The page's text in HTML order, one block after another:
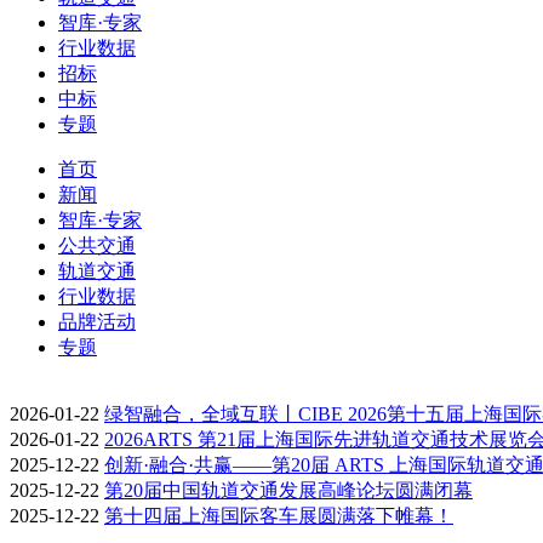
智库·专家
行业数据
招标
中标
专题
首页
新闻
智库·专家
公共交通
轨道交通
行业数据
品牌活动
专题
2026-01-22 绿智融合，全域互联丨CIBE 2026第十五届上海国
2026-01-22 2026ARTS 第21届上海国际先进轨道交通技术展览
2025-12-22 创新·融合·共赢——第20届 ARTS 上海国际轨道交
2025-12-22 第20届中国轨道交通发展高峰论坛圆满闭幕
2025-12-22 第十四届上海国际客车展圆满落下帷幕！